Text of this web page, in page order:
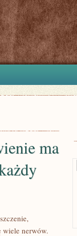
ma
wiele nerwów.